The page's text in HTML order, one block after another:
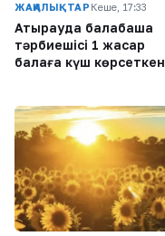
ЖАҢАЛЫҚТАР Кеше, 17:33
Атырауда балабақша
тәрбиешісі 1 жасар
балаға күш көрсеткен